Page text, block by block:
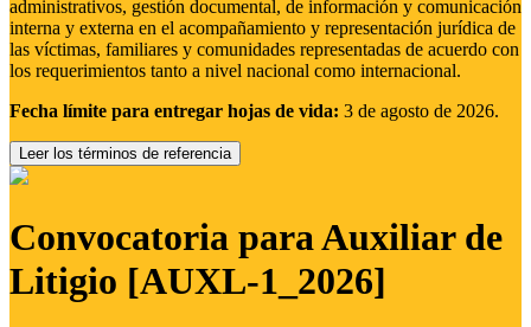
administrativos, gestión documental, de información y comunicación
interna y externa en el acompañamiento y representación jurídica de
las víctimas, familiares y comunidades representadas de acuerdo con
los requerimientos tanto a nivel nacional como internacional.
Fecha límite para entregar hojas de vida: 3 de agosto de 2026.
Leer los términos de referencia
Convocatoria para Auxiliar de
Litigio [AUXL-1_2026]